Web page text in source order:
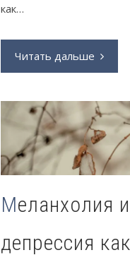
как…
Читать дальше
Меланхолия и
депрессия как